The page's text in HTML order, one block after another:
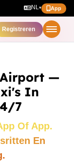
NL▾ App
Registreren
Airport —
In
7
Of App.
En